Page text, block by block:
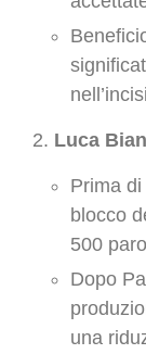
Luca
Prima
blocco
500
Dopo
una